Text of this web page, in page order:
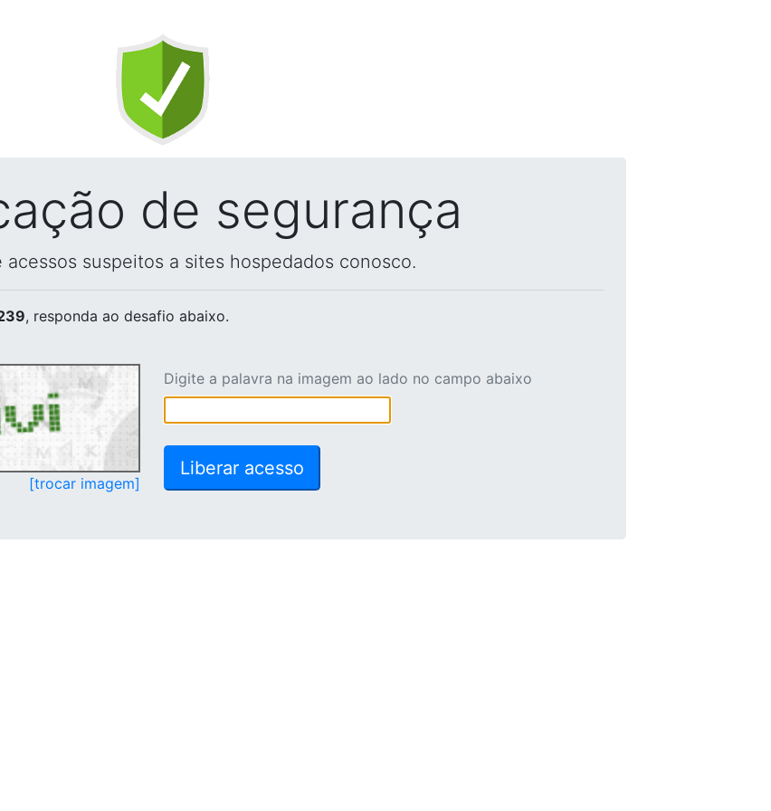
de segurança
suspeitos a sites hospedados conosco.
, responda ao desafio abaixo.
[trocar imagem]
Digite a palavra na imagem ao lado no campo abaixo